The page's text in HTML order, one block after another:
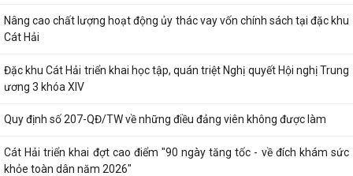
Nâng cao chất lượng hoạt động ủy thác vay vốn chính sách tại đặc khu
Cát Hải
Đặc khu Cát Hải triển khai học tập, quán triệt Nghị quyết Hội nghị Trung
ương 3 khóa XIV
Quy định số 207-QĐ/TW về những điều đảng viên không được làm
Cát Hải triển khai đợt cao điểm "90 ngày tăng tốc - về đích khám sức
khỏe toàn dân năm 2026"